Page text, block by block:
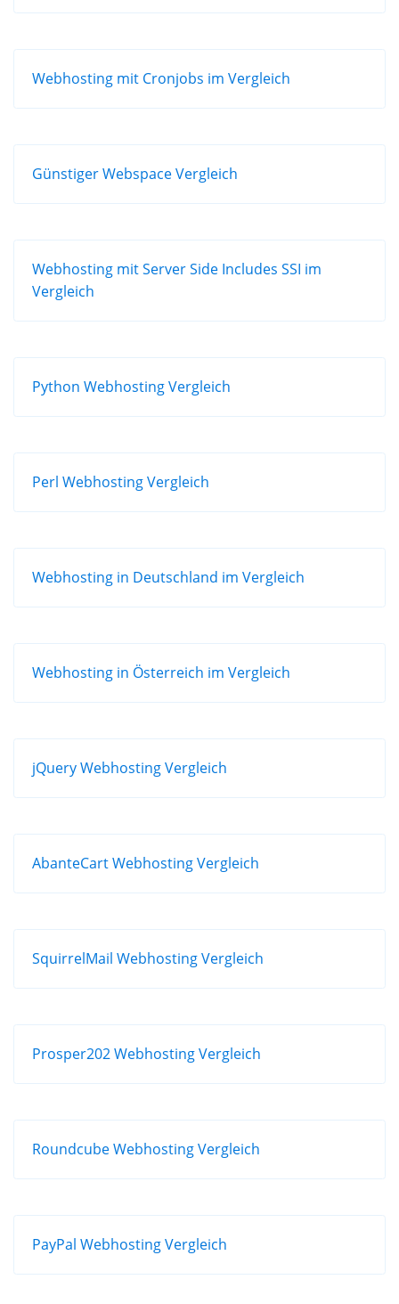
Webhosting mit Cronjobs im Vergleich
Günstiger Webspace Vergleich
Webhosting mit Server Side Includes SSI im
Vergleich
Python Webhosting Vergleich
Perl Webhosting Vergleich
Webhosting in Deutschland im Vergleich
Webhosting in Österreich im Vergleich
jQuery Webhosting Vergleich
AbanteCart Webhosting Vergleich
SquirrelMail Webhosting Vergleich
Prosper202 Webhosting Vergleich
Roundcube Webhosting Vergleich
PayPal Webhosting Vergleich